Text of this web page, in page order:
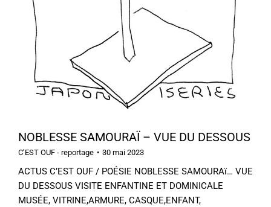
NOBLESSE SAMOURAÏ – VUE DU DESSOUS
C’EST OUF - reportage 30 mai 2023
ACTUS C’EST OUF / POÉSIE NOBLESSE SAMOURAï… VUE
DU DESSOUS VISITE ENFANTINE ET DOMINICALE
MUSÉE, VITRINE,ARMURE, CASQUE,ENFANT,